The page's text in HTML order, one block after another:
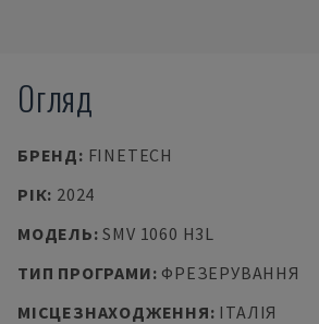
Огляд
БРЕНД: FINETECH
РІК: 2024
МОДЕЛЬ:SMV 1060 H3L
ТИП ПРОГРАМИ: ФРЕЗЕРУВАННЯ
МІСЦЕЗНАХОДЖЕННЯ: ІТАЛІЯ